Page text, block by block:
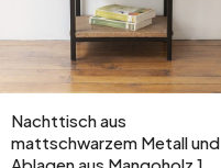
Nachttisch aus
mattschwarzem Metall und